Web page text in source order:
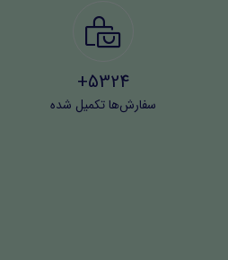
5324+
سفارش‌ها تکمیل شده